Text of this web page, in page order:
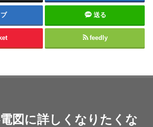
送る
feedly
図に詳しくなりたくな